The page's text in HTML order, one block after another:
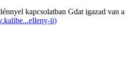
kapcsolatban Gdat igazad van a
ii)